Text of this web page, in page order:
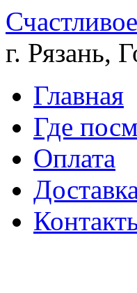
г. Рязань,
Главная
Где
Оплата